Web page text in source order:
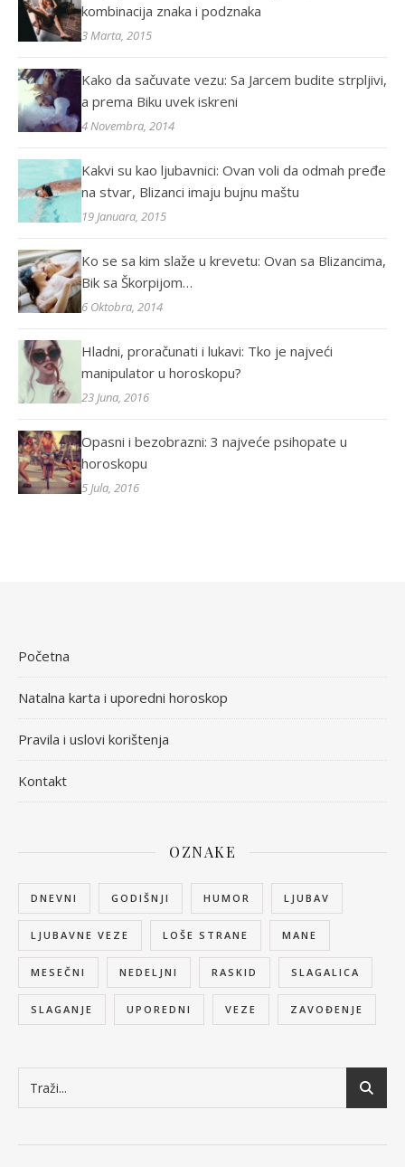
kombinacija znaka i podznaka
3 Marta, 2015
Kako da sačuvate vezu: Sa Jarcem budite strpljivi,
a prema Biku uvek iskreni
4 Novembra, 2014
Kakvi su kao ljubavnici: Ovan voli da odmah pređe
na stvar, Blizanci imaju bujnu maštu
19 Januara, 2015
Ko se sa kim slaže u krevetu: Ovan sa Blizancima,
Bik sa Škorpijom…
6 Oktobra, 2014
Hladni, proračunati i lukavi: Tko je najveći
manipulator u horoskopu?
23 Juna, 2016
Opasni i bezobrazni: 3 najveće psihopate u
horoskopu
5 Jula, 2016
Početna
Natalna karta i uporedni horoskop
Pravila i uslovi korištenja
Kontakt
OZNAKE
DNEVNI GODIŠNJI HUMOR LJUBAV
LJUBAVNE VEZE LOŠE STRANE MANE
MESEČNI NEDELJNI RASKID SLAGALICA
SLAGANJE UPOREDNI VEZE ZAVOĐENJE